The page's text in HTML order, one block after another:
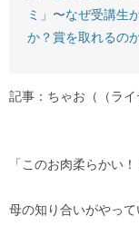
ミ」〜なぜ受講生
か？賞を取れるの
記事：ちゃお（（ライ
「このお肉柔らかい！
母の知り合いがやって